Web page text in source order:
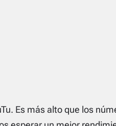
Es más alto que los